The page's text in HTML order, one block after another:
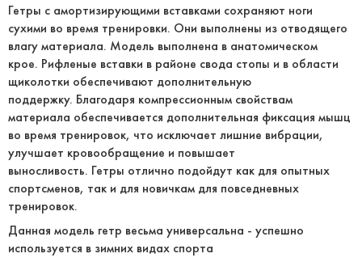
Гетры с амортизирующими вставками сохраняют ноги
сухими во время тренировки. Они выполнены из отводящего
влагу материала. Модель выполнена в анатомическом
крое. Рифленые вставки в районе свода стопы и в области
щиколотки обеспечивают дополнительную
поддержку. Благодаря компрессионным свойствам
материала обеспечивается дополнительная фиксация мышц
во время тренировок, что исключает лишние вибрации,
улучшает кровообращение и повышает
выносливость. Гетры отлично подойдут как для опытных
спортсменов, так и для новичкам для повседневных
тренировок.
Данная модель гетр весьма универсальна - успешно
используется в зимних видах спорта